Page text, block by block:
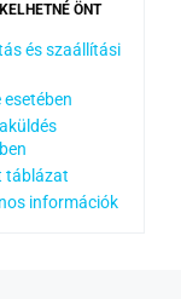
ÖNT
és szaállítási
esetében
táblázat
információk